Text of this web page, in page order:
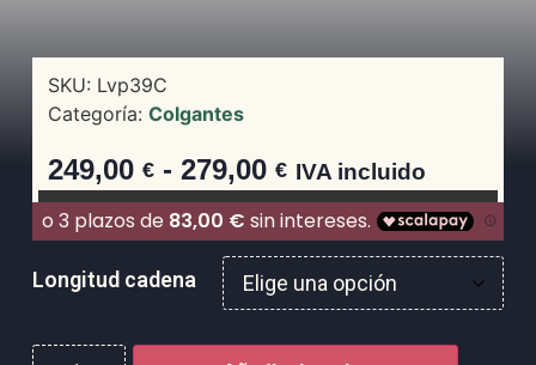
SKU: Lvp39C
Categoría: Colgantes
249,00 € - 279,00 € IVA incluido
Longitud cadena